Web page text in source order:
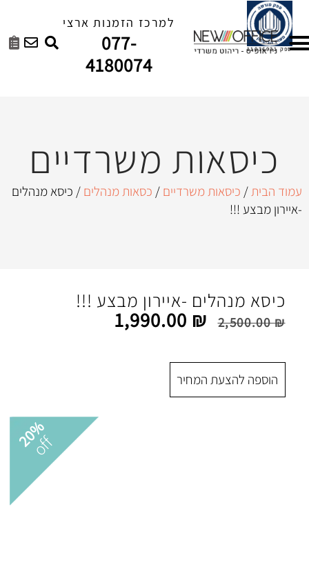
למרכז הזמנות ארצי
077-
משרדיים
משרדיים/כסאות מנהלים/ כיסא מנהלים
-איירון מבצע !!!
1,990.00₪
המחיר